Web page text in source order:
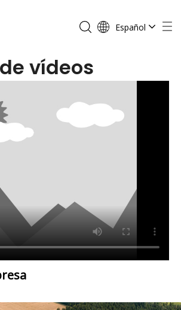
Español
Português
Italiano
vídeos